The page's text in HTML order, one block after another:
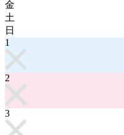
金
土
日
1
2
3